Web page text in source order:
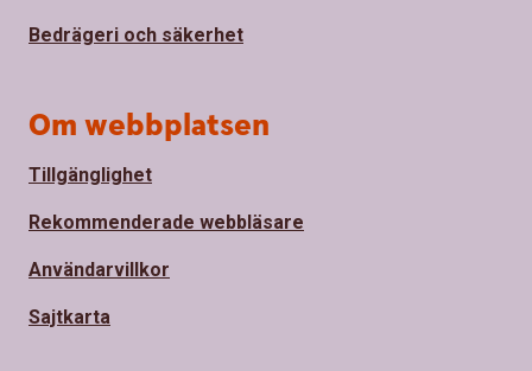
Bedrägeri och säkerhet
Om webbplatsen
Tillgänglighet
Rekommenderade webbläsare
Användarvillkor
Sajtkarta